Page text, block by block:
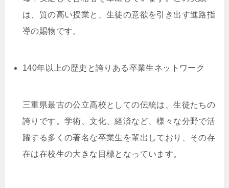
は、質の高い授業と、生徒の意欲を引き出す進路指
導の賜物です。
140年以上の歴史と誇りある卒業生ネットワーク
三重県最古の公立高校としての伝統は、生徒たちの
誇りです。学術、文化、経済など、様々な分野で活
躍する多くの著名な卒業生を輩出しており、その存
在は在校生の大きな目標となっています。